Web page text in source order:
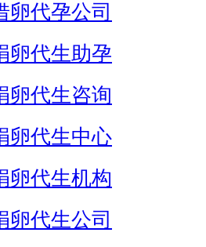
卵代孕公司
卵代生助孕
卵代生咨询
卵代生中心
卵代生机构
卵代生公司